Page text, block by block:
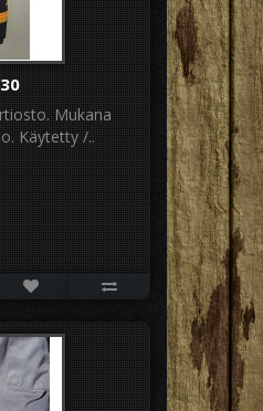
Mukana
Käytetty /..